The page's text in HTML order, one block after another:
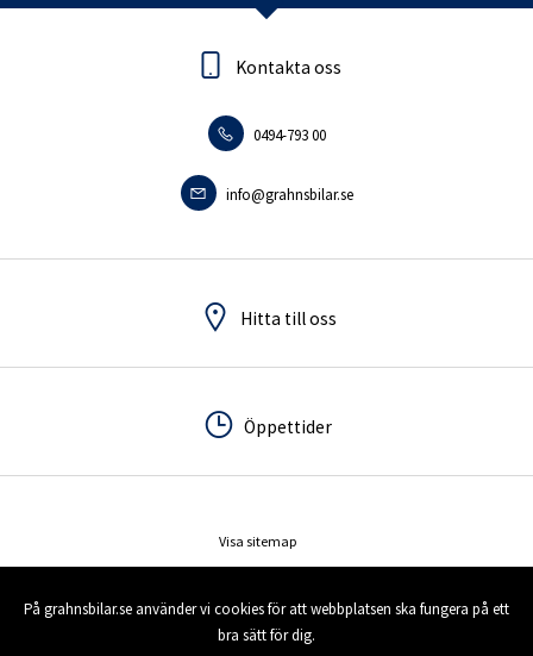
På grahnsbilar.se använder vi cookies för att webbplatsen ska fungera på ett
bra sätt för dig.
Kontakta oss
0494-793 00
info@grahnsbilar.se
Hitta till oss
Öppettider
Kontakta oss
0140-18095
info.tranas@grahnsbilar.se
Hitta till oss
Öppettider
Visa sitemap